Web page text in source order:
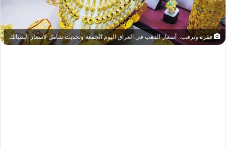
قفزة وترقب.. أسعار الذهب في العراق اليوم الجمعة وتحديث شامل لأسعار السبائك